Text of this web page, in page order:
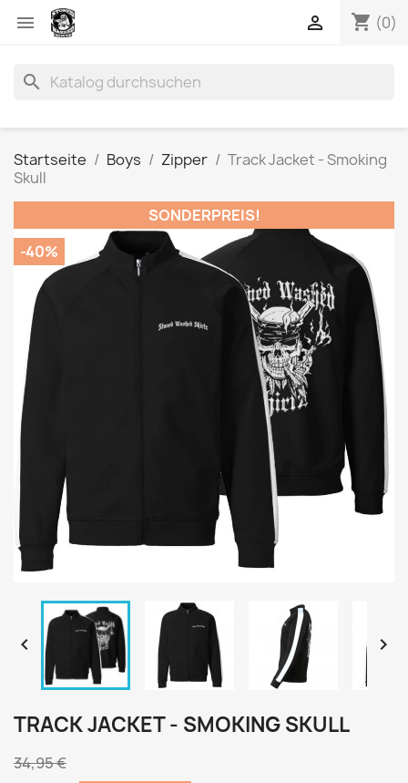
 shopping_cart (0)

search
Startseite Boys Zipper
Track Jacket - Smoking
Skull
SONDERPREIS!
-40%
 
TRACK JACKET - SMOKING SKULL
34,95 €